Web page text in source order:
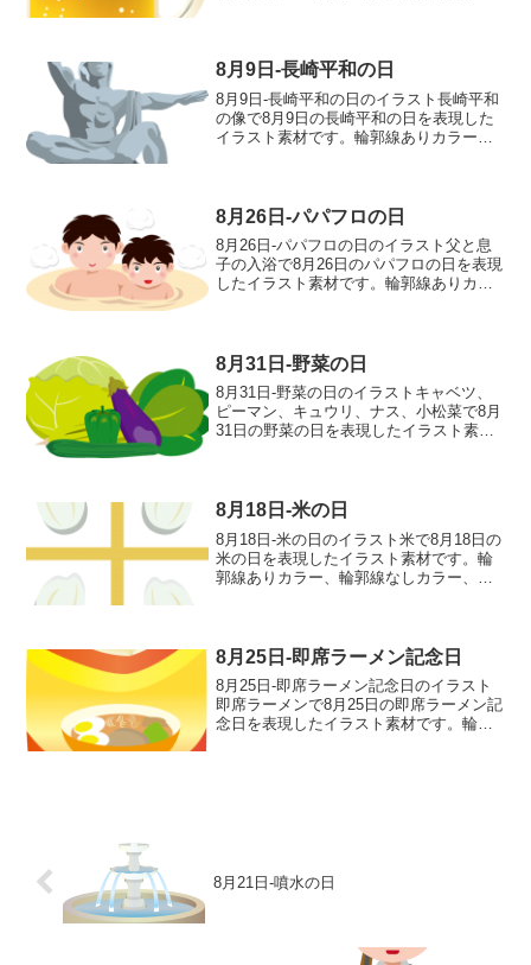
線なし グレー...
8月9日-長崎平和の日
8月9日-長崎平和の日のイラスト長崎平和
の像で8月9日の長崎平和の日を表現した
イラスト素材です。輪郭線ありカラー、
し グレー 白黒
8月26日-パパフロの日
8月26日-パパフロの日のイラスト父と息
子の入浴で8月26日のパパフロの日を表現
したイラスト素材です。輪郭線ありカラ
なし グレー...
8月31日-野菜の日
8月31日-野菜の日のイラストキャベツ、
ピーマン、キュウリ、ナス、小松菜で8月
31日の野菜の日を表現したイラスト素材
キュウリ、ナス...
8月18日-米の日
8月18日-米の日のイラスト米で8月18日の
米の日を表現したイラスト素材です。輪
郭線ありカラー、輪郭線なしカラー、グ
8月25日-即席ラーメン記念日
8月25日-即席ラーメン記念日のイラスト
即席ラーメンで8月25日の即席ラーメン記
念日を表現したイラスト素材です。輪郭
8月21日-噴水の日